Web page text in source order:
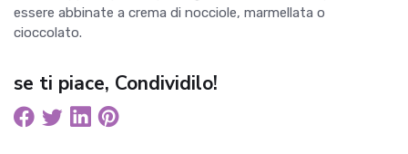
essere abbinate a crema di nocciole, marmellata o
cioccolato.
se ti piace, Condividilo!